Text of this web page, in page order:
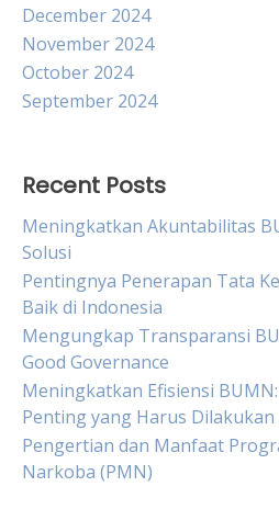
December 2024
November 2024
October 2024
September 2024
Recent Posts
Meningkatkan Akuntabilitas
Solusi
Pentingnya Penerapan Tata
Baik di Indonesia
Mengungkap Transparansi
Good Governance
Meningkatkan Efisiensi
Penting yang Harus Dilakukan
Pengertian dan Manfaat
Narkoba (PMN)